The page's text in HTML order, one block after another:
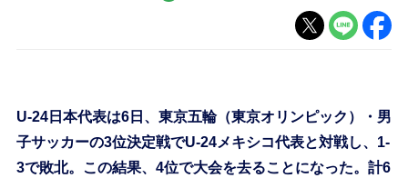
U-24日本代表は6日、東京五輪（東京オリンピック）・男
子サッカーの3位決定戦でU-24メキシコ代表と対戦し、1-
3で敗北。この結果、4位で大会を去ることになった。計6